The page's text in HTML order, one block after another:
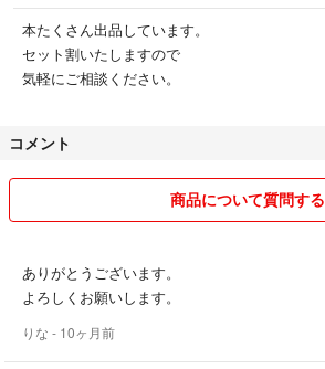
本たくさん出品しています。
セット割いたしますので
気軽にご相談ください。
コメント
商品について質問する
ありがとうございます。
よろしくお願いします。
りな - 10ヶ月前